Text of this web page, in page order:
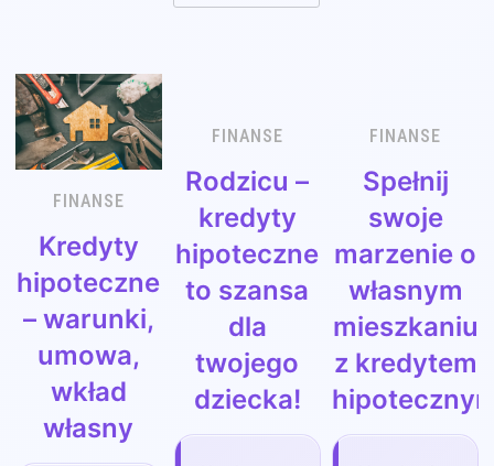
FINANSE
Kredyty
hipoteczne
– warunki,
umowa,
wkład
własny
FINANSE
Rodzicu –
kredyty
hipoteczne
to szansa
dla
twojego
dziecka!
FINANSE
Spełnij
swoje
marzenie o
własnym
mieszkaniu
z kredytem